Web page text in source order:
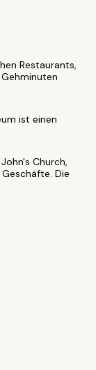
Restaurants,
ist einen
Church,
Die